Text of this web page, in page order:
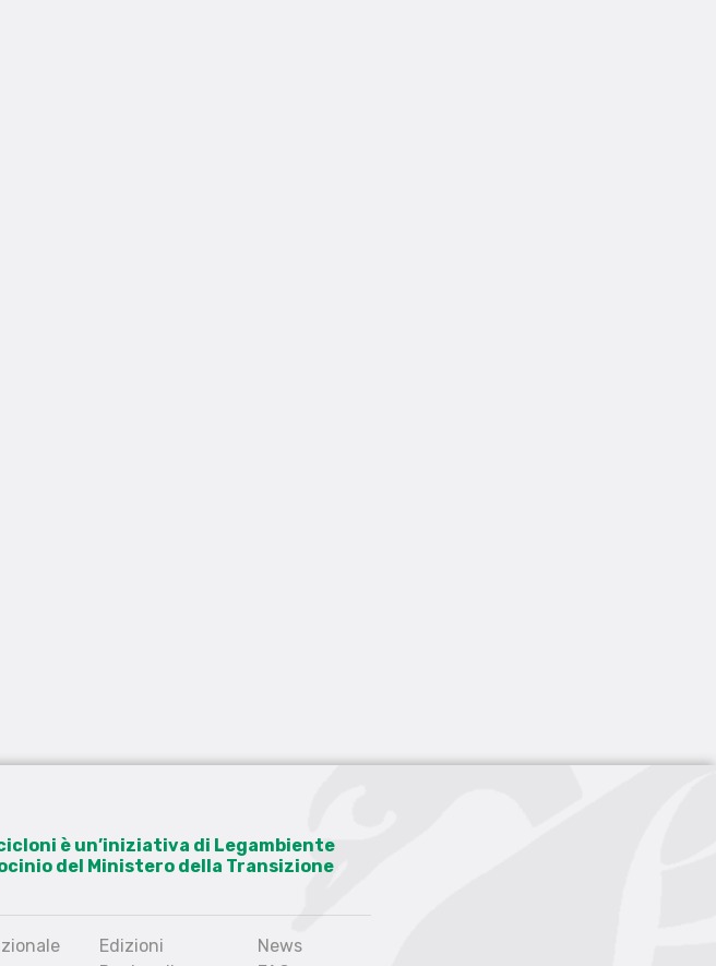
è un’iniziativa di Legambiente
del Ministero della Transizione
Edizioni
News